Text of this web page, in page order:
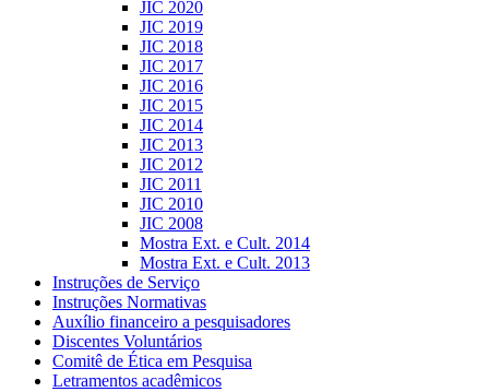
JIC 2020
JIC 2019
JIC 2018
JIC 2017
JIC 2016
JIC 2015
JIC 2014
JIC 2013
JIC 2012
JIC 2011
JIC 2010
JIC 2008
Mostra Ext. e Cult. 2014
Mostra Ext. e Cult. 2013
Instruções de Serviço
Instruções Normativas
Auxílio financeiro a pesquisadores
Discentes Voluntários
Comitê de Ética em Pesquisa
Letramentos acadêmicos